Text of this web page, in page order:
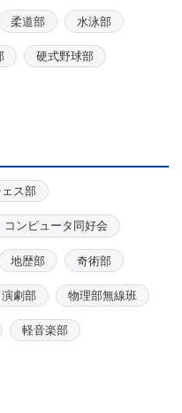
柔道部 水泳部
硬式野球部
ス部
コンピュータ同好会
地歴部 奇術部
演劇部 物理部無線班
軽音楽部